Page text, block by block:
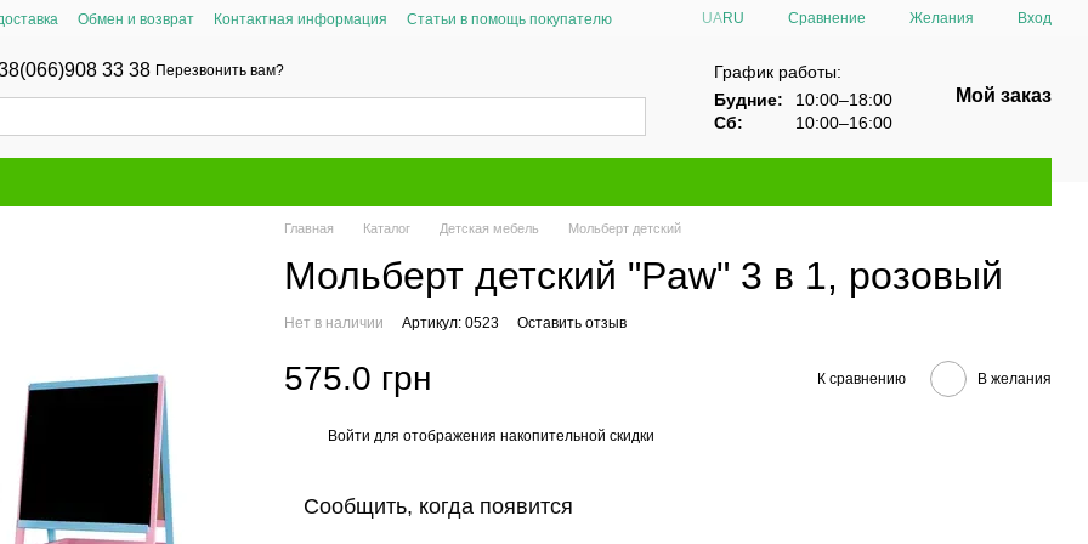
Обмен и возврат Контактная информация
Статьи в помощь покупателю
UARU Сравнение Желания Вход
33 38 Перезвонить вам?
График работы:
Будние:
10:00–18:00
Сб:
10:00–16:00
Мой заказ
Главная Каталог Детская мебель Мольберт детский
Мольберт детский "Paw" 3 в 1, розовый
Нет в наличии Артикул: 0523 Оставить отзыв
575.0 грн К сравнению В желания
Войти для отображения накопительной скидки
Сообщить, когда появится